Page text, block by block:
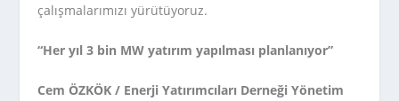
çalışmalarımızı yürütüyoruz.
“Her yıl 3 bin MW yatırım yapılması planlanıyor”
Cem ÖZKÖK / Enerji Yatırımcıları Derneği Yönetim